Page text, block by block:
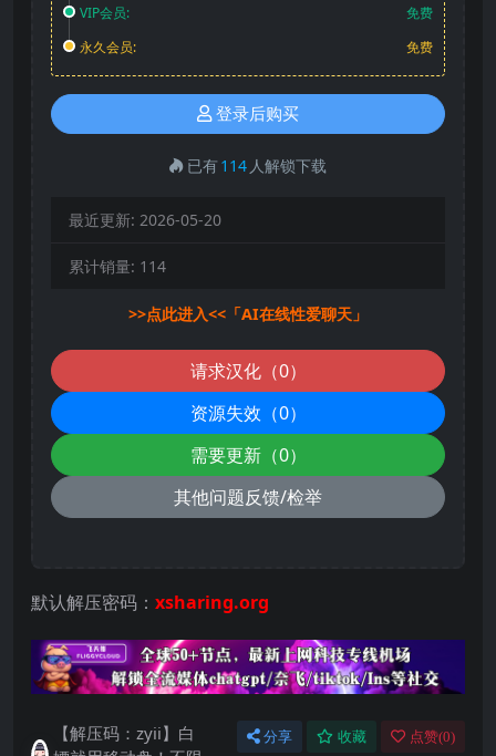
VIP会员:
免费
永久会员:
免费
登录后购买
已有114 人解锁下载
最近更新: 2026-05-20
累计销量: 114
>>点此进入<<「AI在线性爱聊天」
请求汉化（0）
资源失效（0）
需要更新（0）
其他问题反馈/检举
默认解压密码： xsharing.org
【解压码：zyii】白
分享 收藏 点赞(0)